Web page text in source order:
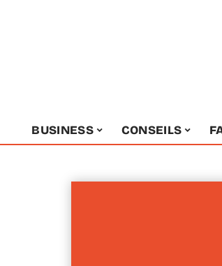
BUSINESS CONSEILS